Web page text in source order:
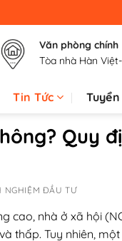
Văn phòng chính
Tòa nhà Hàn
Tin Tức
Quy
NGHIỆM ĐẦU TƯ
cao, nhà ở xã hội
thấp. Tuy nhiên,